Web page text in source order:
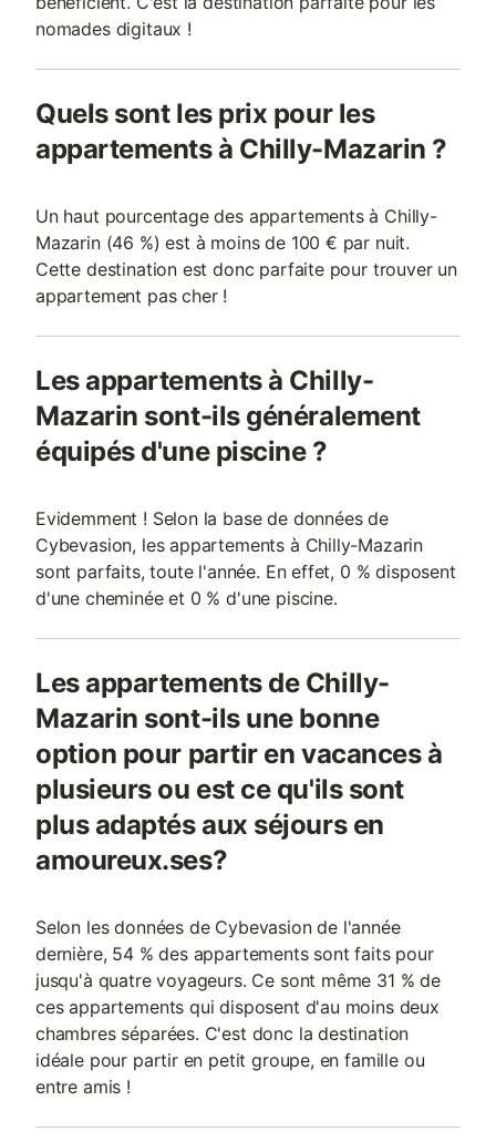
nomades digitaux !
Quels sont les prix pour les
appartements à Chilly-Mazarin ?
Un haut pourcentage des appartements à Chilly-
Mazarin (46 %) est à moins de 100 € par nuit.
Cette destination est donc parfaite pour trouver un
appartement pas cher !
Les appartements à Chilly-
Mazarin sont-ils généralement
équipés d'une piscine ?
Evidemment ! Selon la base de données de
Cybevasion, les appartements à Chilly-Mazarin
sont parfaits, toute l'année. En effet, 0 % disposent
d'une cheminée et 0 % d'une piscine.
Les appartements de Chilly-
Mazarin sont-ils une bonne
option pour partir en vacances à
plusieurs ou est ce qu'ils sont
plus adaptés aux séjours en
amoureux.ses?
Selon les données de Cybevasion de l'année
dernière, 54 % des appartements sont faits pour
jusqu'à quatre voyageurs. Ce sont même 31 % de
ces appartements qui disposent d'au moins deux
chambres séparées. C'est donc la destination
idéale pour partir en petit groupe, en famille ou
entre amis !